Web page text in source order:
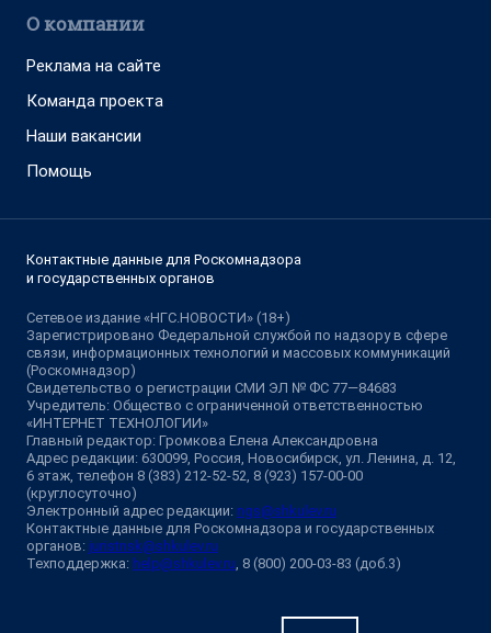
О компании
Реклама на сайте
Команда проекта
Наши вакансии
Помощь
Контактные данные для Роскомнадзора
и государственных органов
Сетевое издание «НГС.НОВОСТИ» (18+)
Зарегистрировано Федеральной службой по надзору в сфере
связи, информационных технологий и массовых коммуникаций
(Роскомнадзор)
Свидетельство о регистрации СМИ ЭЛ № ФС 77—84683
Учредитель: Общество с ограниченной ответственностью
«ИНТЕРНЕТ ТЕХНОЛОГИИ»
Главный редактор: Громкова Елена Александровна
Адрес редакции: 630099, Россия, Новосибирск, ул. Ленина, д. 12,
6 этаж, телефон 8 (383) 212-52-52, 8 (923) 157-00-00
(круглосуточно)
Электронный адрес редакции: ngs@shkulev.ru
Контактные данные для Роскомнадзора и государственных
органов: juristnsk@shkulev.ru
Техподдержка: help@shkulev.ru , 8 (800) 200-03-83 (доб.3)